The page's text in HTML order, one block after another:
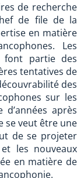
de recherche
de file de la
en matière
Les
font partie des
tentatives de
des
sur les
après
se veut être une
de se projeter
les nouveaux
en matière de